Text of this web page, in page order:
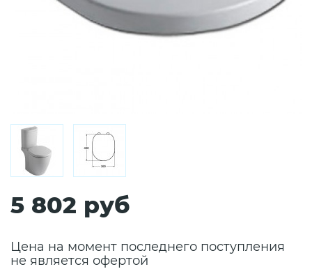
5 802 руб
Цена на момент последнего поступления
не является офертой